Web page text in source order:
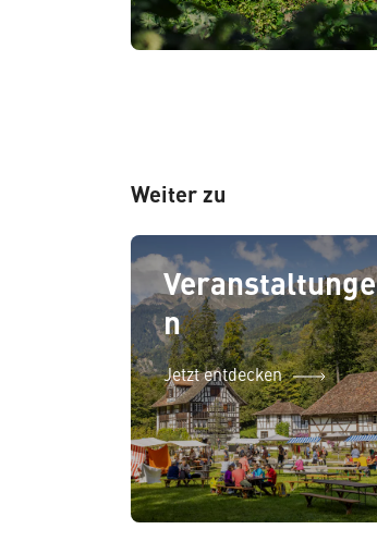
Weiter zu
Veranstaltunge
n
Jetzt entdecken